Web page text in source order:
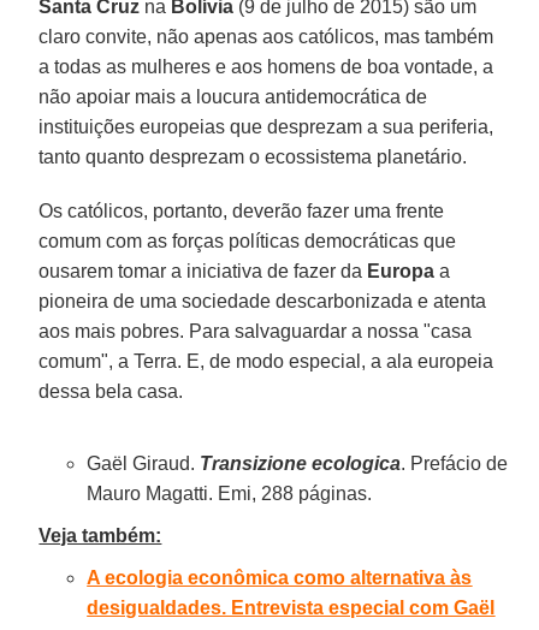
Santa Cruz na Bolívia (9 de julho de 2015) são um
claro convite, não apenas aos católicos, mas também
a todas as mulheres e aos homens de boa vontade, a
não apoiar mais a loucura antidemocrática de
instituições europeias que desprezam a sua periferia,
tanto quanto desprezam o ecossistema planetário.
Os católicos, portanto, deverão fazer uma frente
comum com as forças políticas democráticas que
ousarem tomar a iniciativa de fazer da Europa a
pioneira de uma sociedade descarbonizada e atenta
aos mais pobres. Para salvaguardar a nossa "casa
comum", a Terra. E, de modo especial, a ala europeia
dessa bela casa.
Gaël Giraud. Transizione ecologica. Prefácio de
Mauro Magatti. Emi, 288 páginas.
Veja também:
A ecologia econômica como alternativa às
desigualdades. Entrevista especial com Gaël